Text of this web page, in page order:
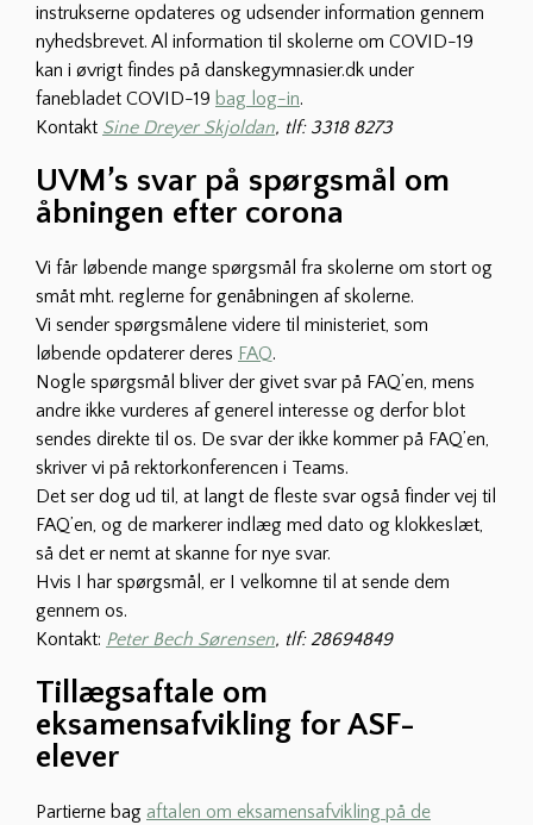
instrukserne opdateres og udsender information gennem
nyhedsbrevet. Al information til skolerne om COVID-19
kan i øvrigt findes på danskegymnasier.dk under
fanebladet COVID-19 bag log-in.
Kontakt Sine Dreyer Skjoldan, tlf: 3318 8273
UVM’s svar på spørgsmål om
åbningen efter corona
Vi får løbende mange spørgsmål fra skolerne om stort og
småt mht. reglerne for genåbningen af skolerne.
Vi sender spørgsmålene videre til ministeriet, som
løbende opdaterer deres FAQ.
Nogle spørgsmål bliver der givet svar på FAQ’en, mens
andre ikke vurderes af generel interesse og derfor blot
sendes direkte til os. De svar der ikke kommer på FAQ’en,
skriver vi på rektorkonferencen i Teams.
Det ser dog ud til, at langt de fleste svar også finder vej til
FAQ’en, og de markerer indlæg med dato og klokkeslæt,
så det er nemt at skanne for nye svar.
Hvis I har spørgsmål, er I velkomne til at sende dem
gennem os.
Kontakt: Peter Bech Sørensen, tlf: 28694849
Tillægsaftale om
eksamensafvikling for ASF-
elever
Partierne bag aftalen om eksamensafvikling på de